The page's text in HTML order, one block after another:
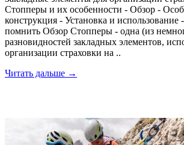
Стопперы и их особенности - Обзор -
конструкция - Установка и
помнить Обзор Стопперы - одна (из
разновидностей закладных элементов,
организации страховки на ..
Читать дальше →